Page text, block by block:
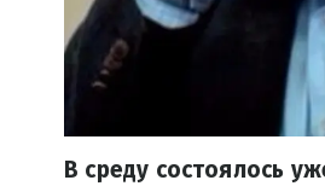
В среду состоялось